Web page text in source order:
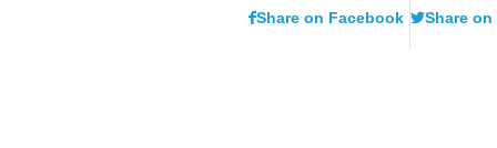
Share on Facebook Share on